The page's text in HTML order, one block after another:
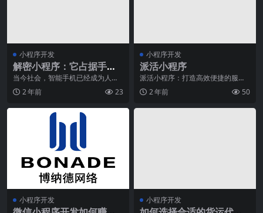
小程序开发
解密小程序：它占据手机
内存吗？你需要了解的一
切
当今社会，智能手机已经成为人们
生活中必不可少的一部分。随着智
能手机功能的不断升级
2 年前 23
小程序开发
派活小程序
派活小程序：打造高效便捷的服务
流程随着生活节奏的加快，人们对
于时间的利用价值越来
2 年前 50
小程序开发 小程序开发